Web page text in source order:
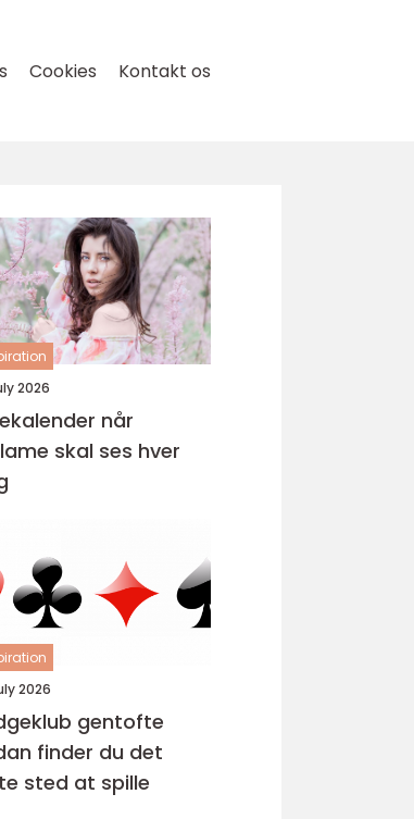
Cookies Kontakt os
2026
når
skal ses hver
2026
gentofte
finder du det
sted at spille